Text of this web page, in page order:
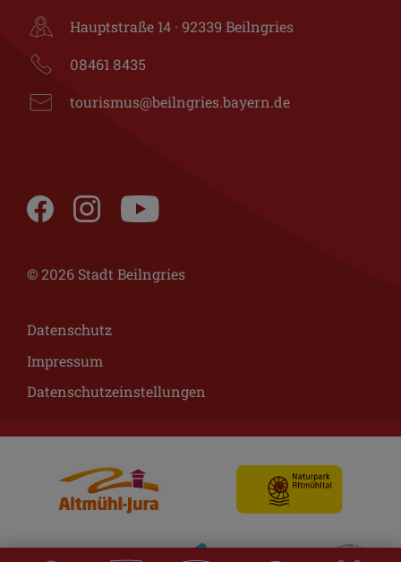
Hauptstraße 14 · 92339 Beilngries
08461 8435
tourismus@beilngries.bayern.de
© 2026 Stadt Beilngries
Datenschutz
Impressum
Datenschutzeinstellungen